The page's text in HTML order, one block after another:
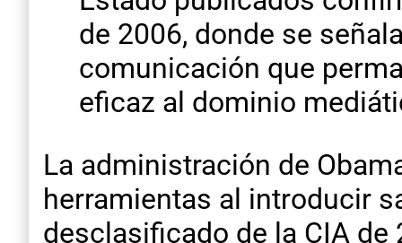
de 2006, donde se
comunicación que
eficaz al dominio
La administración de
herramientas al introducir
desclasificado de la CIA